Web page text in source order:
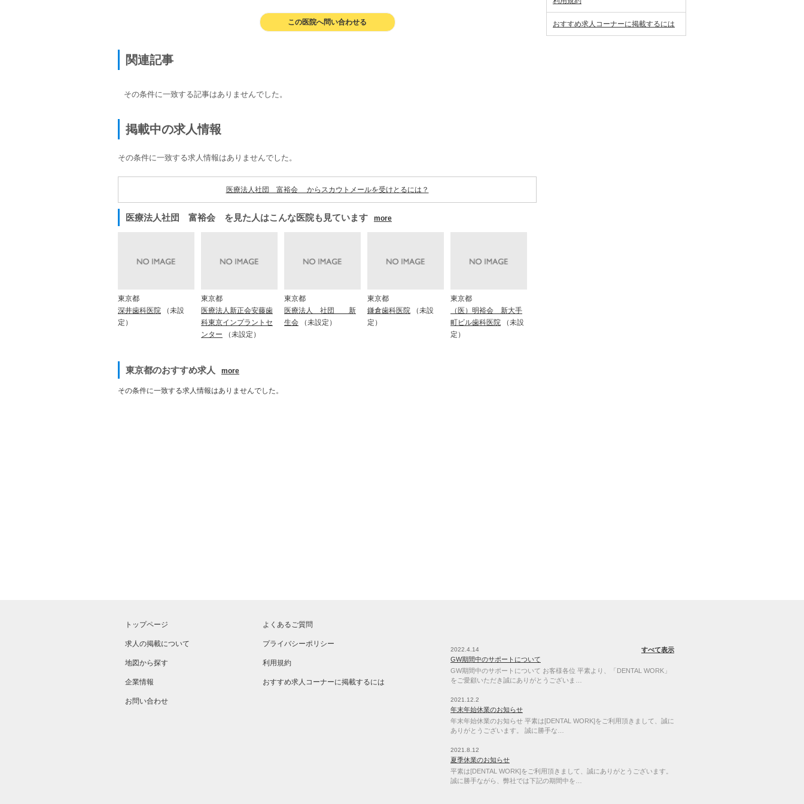
この医院へ問い合わせる
関連記事
その条件に一致する記事はありませんでした。
掲載中の求人情報
その条件に一致する求人情報はありませんでした。
医療法人社団 富裕会 からスカウトメールを受けとるには？
医療法人社団 富裕会 を見た人はこんな医院も見ています more
東京都
深井歯科医院
（未設
定）
東京都
医療法人新正会安藤歯
科東京インプラントセ
ンター
（未設定）
東京都
医療法人 社団 新
生会
（未設定）
東京都
鎌倉歯科医院
（未設
定）
東京都
（医）明裕会 新大手
町ビル歯科医院
（未設
定）
東京都のおすすめ求人 more
その条件に一致する求人情報はありませんでした。
おすすめ求人コーナーに掲載するには
トップページ
求人の掲載について
地図から探す
企業情報
お問い合わせ
よくあるご質問
プライバシーポリシー
利用規約
おすすめ求人コーナーに掲載するには
すべて表示
2022.4.14
GW期間中のサポートについて
GW期間中のサポートについて お客様各位 平素より、「DENTAL WORK」
をご愛顧いただき誠にありがとうございま…
2021.12.2
年末年始休業のお知らせ
年末年始休業のお知らせ 平素は[DENTAL WORK]をご利用頂きまして、誠に
ありがとうございます。 誠に勝手な…
2021.8.12
夏季休業のお知らせ
平素は[DENTAL WORK]をご利用頂きまして、誠にありがとうございます。
誠に勝手ながら、弊社では下記の期間中を…